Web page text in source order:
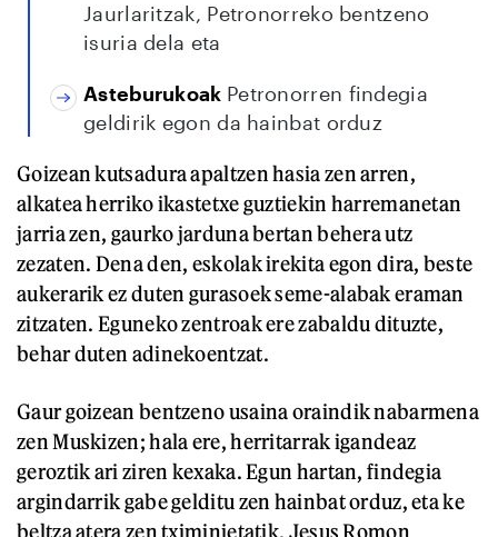
Jaurlaritzak, Petronorreko bentzeno
isuria dela eta
Asteburukoak Petronorren findegia
geldirik egon da hainbat orduz
Goizean kutsadura apaltzen hasia zen arren,
alkatea herriko ikastetxe guztiekin harremanetan
jarria zen, gaurko jarduna bertan behera utz
zezaten. Dena den, eskolak irekita egon dira, beste
aukerarik ez duten gurasoek seme-alabak eraman
zitzaten. Eguneko zentroak ere zabaldu dituzte,
behar duten adinekoentzat.
Gaur goizean bentzeno usaina oraindik nabarmena
zen Muskizen; hala ere, herritarrak igandeaz
geroztik ari ziren kexaka. Egun hartan, findegia
argindarrik gabe gelditu zen hainbat orduz, eta ke
beltza atera zen tximinietatik. Jesus Romon